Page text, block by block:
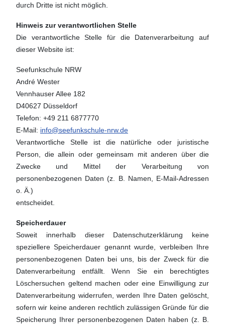
durch Dritte ist nicht möglich.
Hinweis zur verantwortlichen Stelle
Die verantwortliche Stelle für die Datenverarbeitung auf
dieser Website ist:
Seefunkschule NRW
André Wester
Vennhauser Allee 182
D40627 Düsseldorf
Telefon: +49 211 6877770
E-Mail: info@seefunkschule-nrw.de
Verantwortliche Stelle ist die natürliche oder juristische
Person, die allein oder gemeinsam mit anderen über die
Zwecke und Mittel der Verarbeitung von
personenbezogenen Daten (z. B. Namen, E-Mail-Adressen
o. Ä.)
entscheidet.
Speicherdauer
Soweit innerhalb dieser Datenschutzerklärung keine
speziellere Speicherdauer genannt wurde, verbleiben Ihre
personenbezogenen Daten bei uns, bis der Zweck für die
Datenverarbeitung entfällt. Wenn Sie ein berechtigtes
Löschersuchen geltend machen oder eine Einwilligung zur
Datenverarbeitung widerrufen, werden Ihre Daten gelöscht,
sofern wir keine anderen rechtlich zulässigen Gründe für die
Speicherung Ihrer personenbezogenen Daten haben (z. B.